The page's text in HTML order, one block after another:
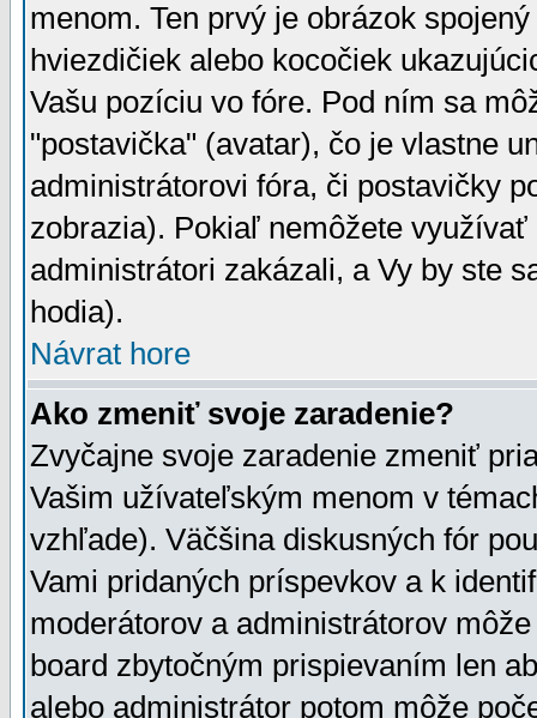
menom. Ten prvý je obrázok
hviezdičiek alebo kocočiek
Vašu pozíciu vo fóre. Pod ním sa
"postavička" (avatar), čo je vlastne
administrátorovi fóra, či postavičky
zobrazia). Pokiaľ nemôžete
administrátori zakázali, a Vy by ste
hodia).
Návrat hore
Ako zmeniť svoje zaradenie?
Zvyčajne svoje zaradenie zmeniť
Vašim užívateľským menom v
vzhľade). Väčšina diskusných fór
Vami pridaných príspevkov a k
moderátorov a administrátorov
board zbytočným prispievaním len
alebo administrátor potom môže